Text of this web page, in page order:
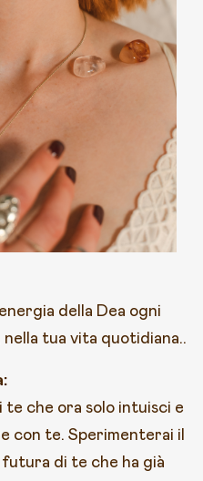
della Dea ogni
tua vita quotidiana..
te che ora solo intuisci e
con te. Sperimenterai il
di te che ha già